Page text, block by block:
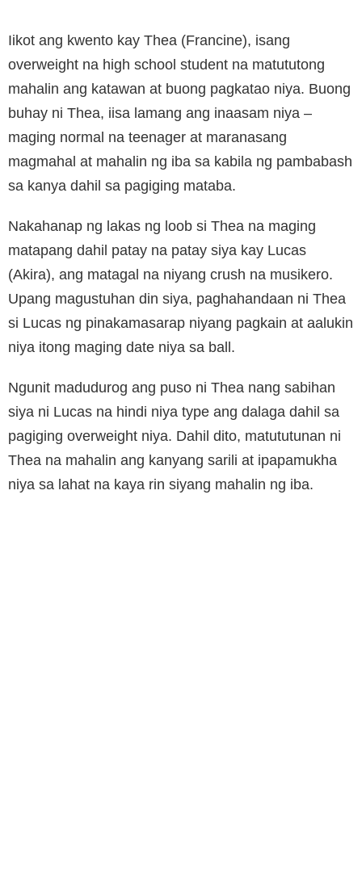
Iikot ang kwento kay Thea (Francine), isang
overweight na high school student na matututong
mahalin ang katawan at buong pagkatao niya. Buong
buhay ni Thea, iisa lamang ang inaasam niya –
maging normal na teenager at maranasang
magmahal at mahalin ng iba sa kabila ng pambabash
sa kanya dahil sa pagiging mataba.
Nakahanap ng lakas ng loob si Thea na maging
matapang dahil patay na patay siya kay Lucas
(Akira), ang matagal na niyang crush na musikero.
Upang magustuhan din siya, paghahandaan ni Thea
si Lucas ng pinakamasarap niyang pagkain at aalukin
niya itong maging date niya sa ball.
Ngunit madudurog ang puso ni Thea nang sabihan
siya ni Lucas na hindi niya type ang dalaga dahil sa
pagiging overweight niya. Dahil dito, matututunan ni
Thea na mahalin ang kanyang sarili at ipapamukha
niya sa lahat na kaya rin siyang mahalin ng iba.